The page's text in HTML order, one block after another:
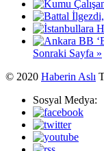
Sonraki Sayfa »
© 2020 Haberin Aslı
Sosyal Medya: